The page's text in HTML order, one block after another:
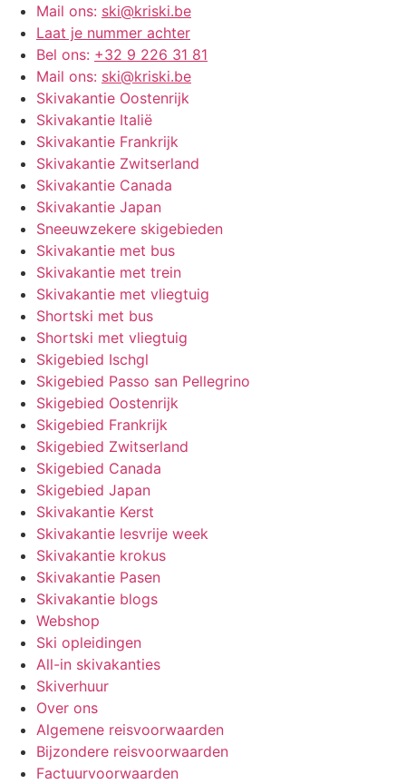
Mail ons: ski@kriski.be
Laat je nummer achter
Bel ons: +32 9 226 31 81
Mail ons: ski@kriski.be
Skivakantie Oostenrijk
Skivakantie Italië
Skivakantie Frankrijk
Skivakantie Zwitserland
Skivakantie Canada
Skivakantie Japan
Sneeuwzekere skigebieden
Skivakantie met bus
Skivakantie met trein
Skivakantie met vliegtuig
Shortski met bus
Shortski met vliegtuig
Skigebied Ischgl
Skigebied Passo san Pellegrino
Skigebied Oostenrijk
Skigebied Frankrijk
Skigebied Zwitserland
Skigebied Canada
Skigebied Japan
Skivakantie Kerst
Skivakantie lesvrije week
Skivakantie krokus
Skivakantie Pasen
Skivakantie blogs
Webshop
Ski opleidingen
All-in skivakanties
Skiverhuur
Over ons
Algemene reisvoorwaarden
Bijzondere reisvoorwaarden
Factuurvoorwaarden